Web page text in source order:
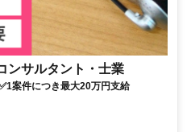
ンサルタント・士業
案件につき最大20万円支給